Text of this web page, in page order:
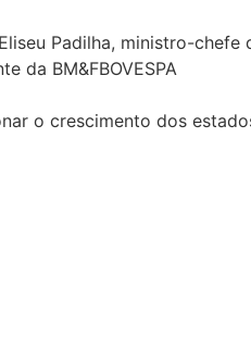
Padilha, ministro-chefe
da BM&FBOVESPA
o crescimento dos